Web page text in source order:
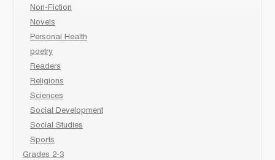
Non-Fiction
Novels
Personal Health
poetry
Readers
Religions
Sciences
Social Development
Social Studies
Sports
Grades 2-3